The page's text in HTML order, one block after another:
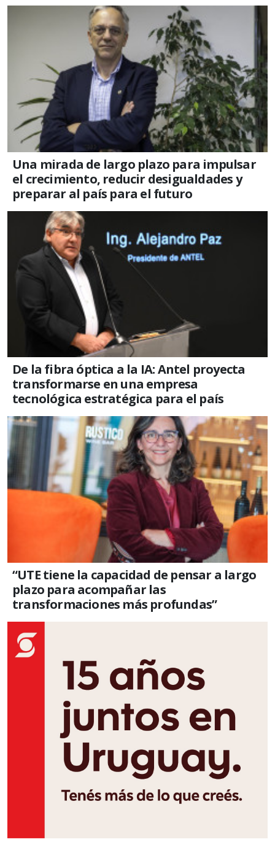
Una mirada de largo plazo para impulsar
el crecimiento, reducir desigualdades y
preparar al país para el futuro
De la fibra óptica a la IA: Antel proyecta
transformarse en una empresa
tecnológica estratégica para el país
“UTE tiene la capacidad de pensar a largo
plazo para acompañar las
transformaciones más profundas”